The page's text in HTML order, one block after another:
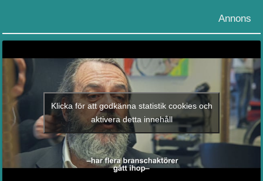
Annons
Klicka för att godkänna statistik cookies och
aktivera detta innehåll